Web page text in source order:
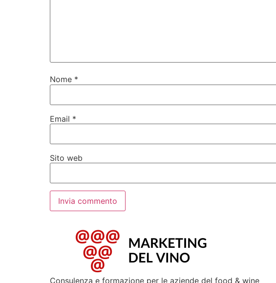
Nome *
Email *
Sito web
Consulenza e formazione per le aziende del food & wine